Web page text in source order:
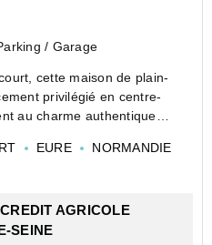
/ Garage
cette maison de plain-
privilégié en centre-
au charme authentique
EURE NORMANDIE
AGRICOLE
SEINE